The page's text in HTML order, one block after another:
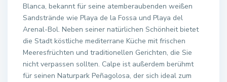
Blanca, bekannt für seine atemberaubenden weißen
Sandstrände wie Playa de la Fossa und Playa del
Arenal-Bol. Neben seiner natürlichen Schönheit bietet
die Stadt köstliche mediterrane Küche mit frischen
Meeresfrüchten und traditionellen Gerichten, die Sie
nicht verpassen sollten. Calpe ist außerdem berühmt
für seinen Naturpark Peñagolosa, der sich ideal zum